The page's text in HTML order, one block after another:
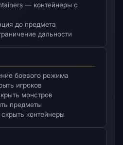
— контейнеры с
до предмета
дальности
боевого режима
игроков
монстров
предметы
контейнеры